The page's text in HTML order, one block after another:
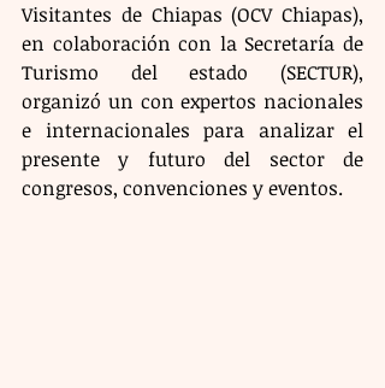
Visitantes de Chiapas (OCV Chiapas),
en colaboración con la Secretaría de
Turismo del estado (SECTUR),
organizó un con expertos nacionales
e internacionales para analizar el
presente y futuro del sector de
congresos, convenciones y eventos.